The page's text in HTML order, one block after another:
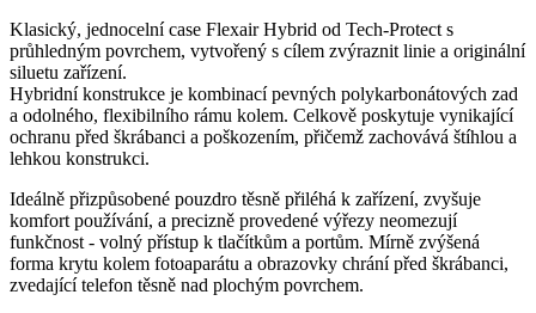
Klasický, jednocelní case Flexair Hybrid od Tech-Protect s
průhledným povrchem, vytvořený s cílem zvýraznit linie a originální
siluetu zařízení.
Hybridní konstrukce je kombinací pevných polykarbonátových zad
a odolného, flexibilního rámu kolem. Celkově poskytuje vynikající
ochranu před škrábanci a poškozením, přičemž zachovává štíhlou a
lehkou konstrukci.
Ideálně přizpůsobené pouzdro těsně přiléhá k zařízení, zvyšuje
komfort používání, a precizně provedené výřezy neomezují
funkčnost - volný přístup k tlačítkům a portům. Mírně zvýšená
forma krytu kolem fotoaparátu a obrazovky chrání před škrábanci,
zvedající telefon těsně nad plochým povrchem.